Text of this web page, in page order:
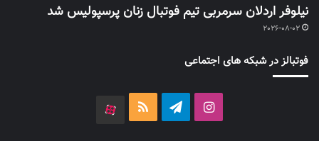
نیلوفر اردلان سرمربی تیم فوتبال زنان پرسپولیس شد
2026-08-02
فوتبالز در شبکه های اجتماعی
اینستاگرامتلگرام خوراک